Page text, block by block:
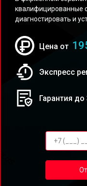
квалифицированные
диагностировать и
Цена от
Экспресс
Гарантия до